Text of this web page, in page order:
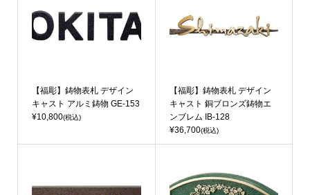
【福彫】鋳物表札 デザイン
キャスト アルミ鋳物 GE-153
¥10,800(税込)
【福彫】鋳物表札 デザイン
キャスト 銅ブロンズ鋳物エ
ンブレム IB-128
¥36,700(税込)